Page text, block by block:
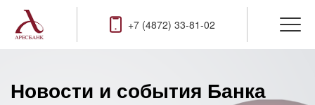
+7 (4872) 33-81-02
Новости и события Банка